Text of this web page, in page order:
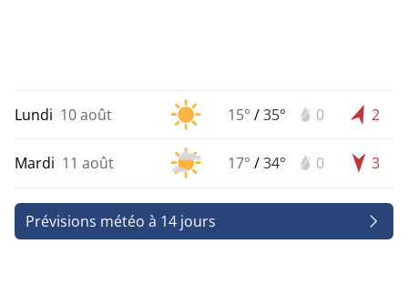
Lundi 10 août 15° /35° 0 2
Mardi 11 août 17° /34° 0 3
Prévisions météo à 14 jours